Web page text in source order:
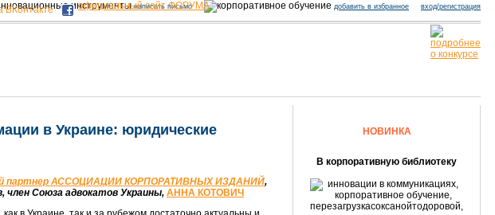
официальный сайт ФОРУМА
написать письмо добавить в избранное вход/регистрация
в Украине: юридические
партнер АССОЦИАЦИИ КОРПОРАТИВНЫХ ИЗДАНИЙ,
член Союза адвокатов Украины, АННА КОТОВИЧ
НОВИНКА
В корпоративную библиотеку